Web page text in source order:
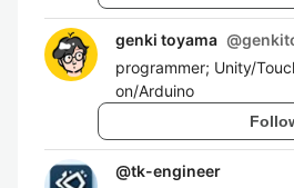
genki toyama @
programmer; Unity/
on/Arduino
@tk-engineer